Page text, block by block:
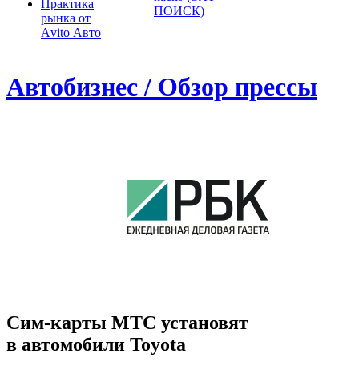
Практика
рынка от
Аvito Авто
ПОИСК)
Автобизнес / Обзор прессы
Сим-карты МТС установят
в автомобили Toyota